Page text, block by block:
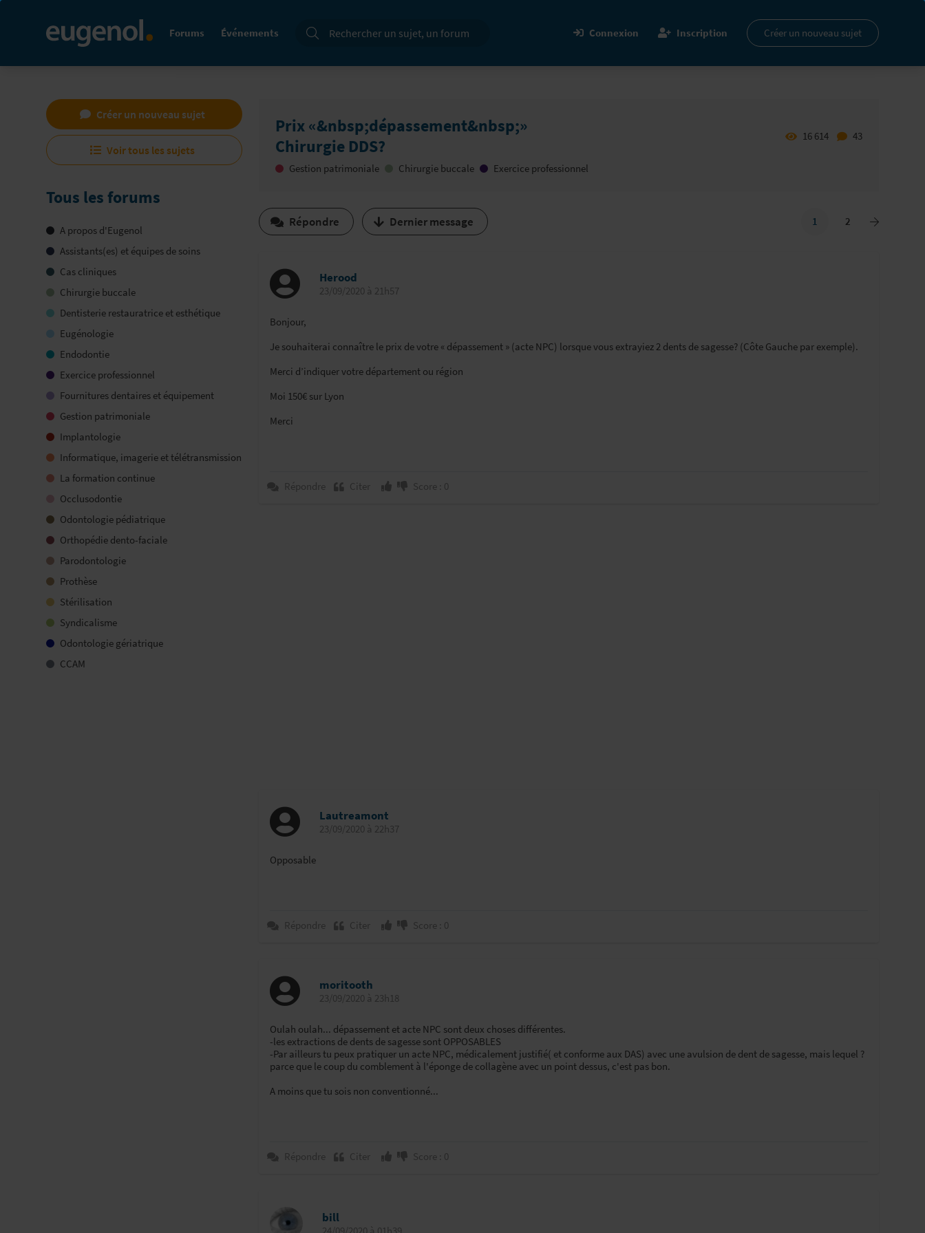
Forums Événements
Recherche
Connexion Inscription Créer un nouveau sujet
Créer un nouveau sujet
Voir tous les sujets
Tous les forums
A propos d'Eugenol
Assistants(es) et équipes de soins
Cas cliniques
Chirurgie buccale
Dentisterie restauratrice et esthétique
Eugénologie
Endodontie
Exercice professionnel
Fournitures dentaires et équipement
Gestion patrimoniale
Implantologie
Informatique, imagerie et télétransmission
La formation continue
Occlusodontie
Odontologie pédiatrique
Orthopédie dento-faciale
Parodontologie
Prothèse
Stérilisation
Syndicalisme
Odontologie gériatrique
CCAM
Prix «&nbsp;dépassement&nbsp;»
Chirurgie DDS?
16 614 43
Gestion patrimoniale Chirurgie buccale Exercice professionnel
Répondre Dernier message 1 2
Herood
23/09/2020 à 21h57
Bonjour,
Je souhaiterai connaître le prix de votre « dépassement » (acte NPC) lorsque vous extrayiez 2 dents de sagesse? (Côte Gauche par exemple).
Merci d’indiquer votre département ou région
Moi 150€ sur Lyon
Merci
Répondre Citer Score : 0
Lautreamont
23/09/2020 à 22h37
Opposable
Répondre Citer Score : 0
moritooth
23/09/2020 à 23h18
Oulah oulah... dépassement et acte NPC sont deux choses différentes.
-les extractions de dents de sagesse sont OPPOSABLES
-Par ailleurs tu peux pratiquer un acte NPC, médicalement justifié( et conforme aux DAS) avec une avulsion de dent de sagesse, mais lequel ?
parce que le coup du comblement à l'éponge de collagène avec un point dessus, c'est pas bon.
A moins que tu sois non conventionné...
Répondre Citer Score : 0
bill
24/09/2020 à 01h39